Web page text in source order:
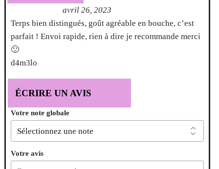
avril 26, 2023
Terps bien distingués, goût agréable en bouche, c’est
parfait ! Envoi rapide, rien à dire je recommande merci
🙂
d4m3lo
ÉCRIRE UN AVIS
Votre note globale
Votre avis